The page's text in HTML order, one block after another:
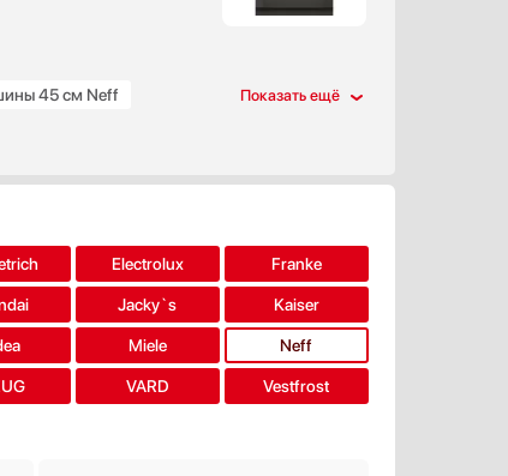
45 см Neff
Electrolux Franke
Jacky`s Kaiser
Miele Neff
VARD Vestfrost